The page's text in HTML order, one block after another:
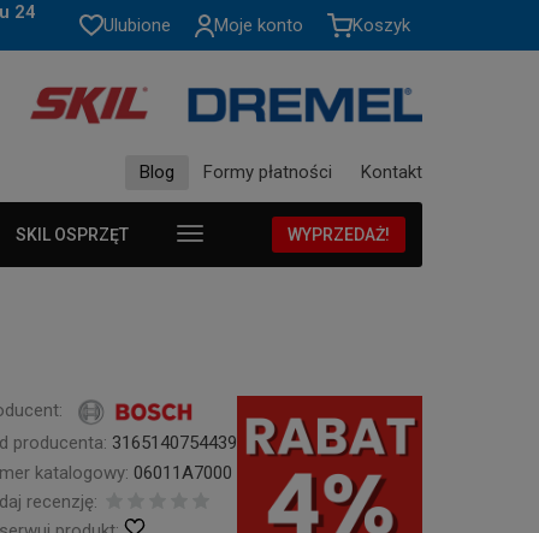
24
Ulubione Moje konto Koszyk
Blog Formy płatności Kontakt
SKIL OSPRZĘT WYPRZEDAŻ!
producenta: 3165140754439
katalogowy: 06011A7000
recenzję: